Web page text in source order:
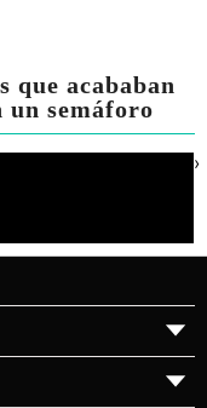
que acababan
un semáforo
›
▼
▼